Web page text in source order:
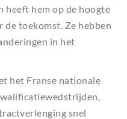
heeft hem op de hoogte
de toekomst. Ze hebben
in het
het Franse nationale
snel